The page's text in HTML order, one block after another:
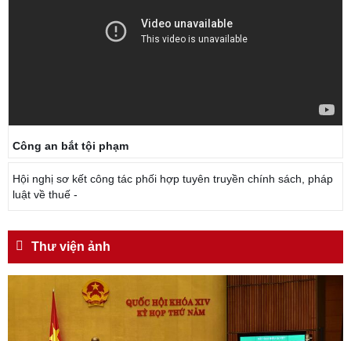
Công an bắt tội phạm
Hội nghị sơ kết công tác phối hợp tuyên truyền chính sách, pháp
luật về thuế -
Thư viện ảnh